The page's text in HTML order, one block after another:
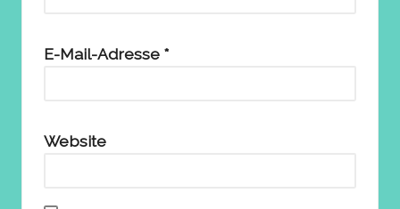
E-Mail-Adresse *
Website